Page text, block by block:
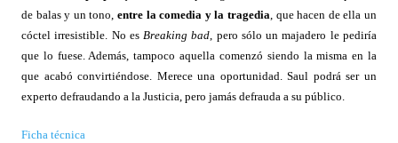
de balas y un tono, entre la comedia y la tragedia, que hacen de ella un
cóctel irresistible. No esBreaking bad, pero sólo un majadero le pediría
que lo fuese. Además, tampoco aquella comenzó siendo la misma en la
que acabó convirtiéndose. Merece una oportunidad. Saul podrá ser un
experto defraudando a la Justicia, pero jamás defrauda a su público.
Ficha técnica